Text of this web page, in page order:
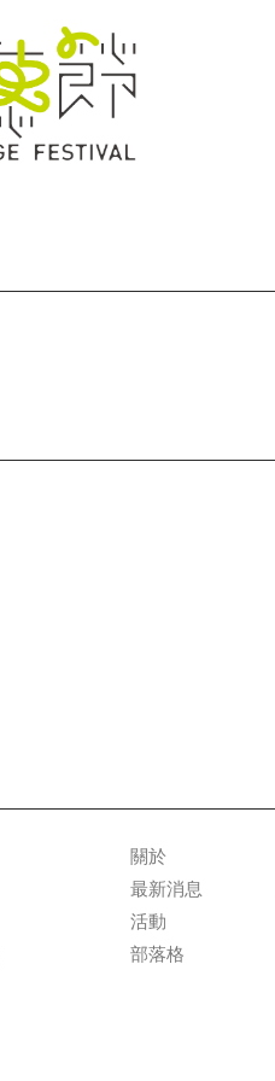
關於
最新消息
活動
部落格